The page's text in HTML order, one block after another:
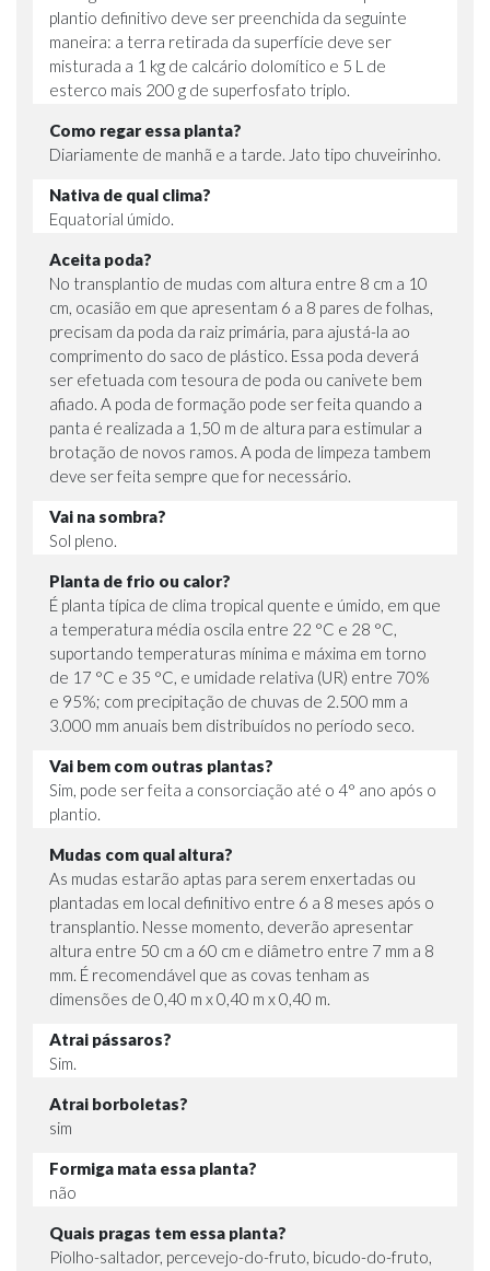
plantio definitivo deve ser preenchida da seguinte
maneira: a terra retirada da superfície deve ser
misturada a 1 kg de calcário dolomítico e 5 L de
esterco mais 200 g de superfosfato triplo.
Como regar essa planta?
Diariamente de manhã e a tarde. Jato tipo chuveirinho.
Nativa de qual clima?
Equatorial úmido.
Aceita poda?
No transplantio de mudas com altura entre 8 cm a 10
cm, ocasião em que apresentam 6 a 8 pares de folhas,
precisam da poda da raiz primária, para ajustá-la ao
comprimento do saco de plástico. Essa poda deverá
ser efetuada com tesoura de poda ou canivete bem
afiado. A poda de formação pode ser feita quando a
panta é realizada a 1,50 m de altura para estimular a
brotação de novos ramos. A poda de limpeza tambem
deve ser feita sempre que for necessário.
Vai na sombra?
Sol pleno.
Planta de frio ou calor?
É planta típica de clima tropical quente e úmido, em que
a temperatura média oscila entre 22 °C e 28 °C,
suportando temperaturas mínima e máxima em torno
de 17 °C e 35 °C, e umidade relativa (UR) entre 70%
e 95%; com precipitação de chuvas de 2.500 mm a
3.000 mm anuais bem distribuídos no período seco.
Vai bem com outras plantas?
Sim, pode ser feita a consorciação até o 4° ano após o
plantio.
Mudas com qual altura?
As mudas estarão aptas para serem enxertadas ou
plantadas em local definitivo entre 6 a 8 meses após o
transplantio. Nesse momento, deverão apresentar
altura entre 50 cm a 60 cm e diâmetro entre 7 mm a 8
mm. É recomendável que as covas tenham as
dimensões de 0,40 m x 0,40 m x 0,40 m.
Atrai pássaros?
Sim.
Atrai borboletas?
sim
Formiga mata essa planta?
não
Quais pragas tem essa planta?
Piolho-saltador, percevejo-do-fruto, bicudo-do-fruto,